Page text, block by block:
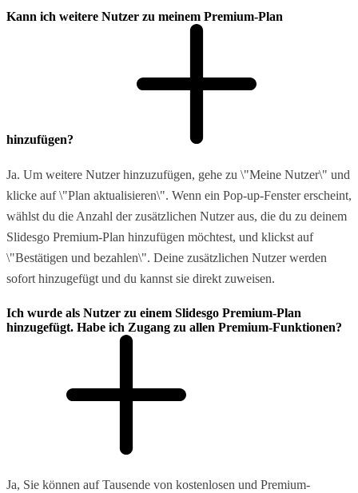
Kann ich weitere Nutzer zu meinem Premium-Plan
hinzufügen?
Ja. Um weitere Nutzer hinzuzufügen, gehe zu \"Meine Nutzer\" und
klicke auf \"Plan aktualisieren\". Wenn ein Pop-up-Fenster erscheint,
wählst du die Anzahl der zusätzlichen Nutzer aus, die du zu deinem
Slidesgo Premium-Plan hinzufügen möchtest, und klickst auf
\"Bestätigen und bezahlen\". Deine zusätzlichen Nutzer werden
sofort hinzugefügt und du kannst sie direkt zuweisen.
Ich wurde als Nutzer zu einem Slidesgo Premium-Plan
hinzugefügt. Habe ich Zugang zu allen Premium-Funktionen?
Ja, Sie können auf Tausende von kostenlosen und Premium-